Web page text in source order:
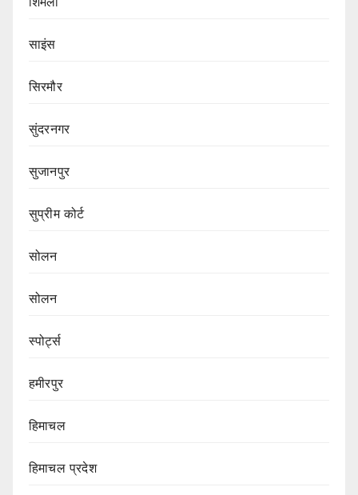
साइंस
सिरमौर
सुंदरनगर
सुजानपुर
सुप्रीम कोर्ट
सोलन
सोलन
स्पोर्ट्स
हमीरपुर
हिमाचल
हिमाचल प्रदेश